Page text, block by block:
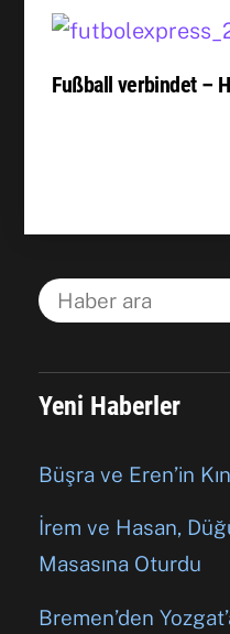
Fußball verbindet –
Yeni Haberler
Büşra ve Eren’in
İrem ve Hasan,
Masasına Oturdu
Bremen’den